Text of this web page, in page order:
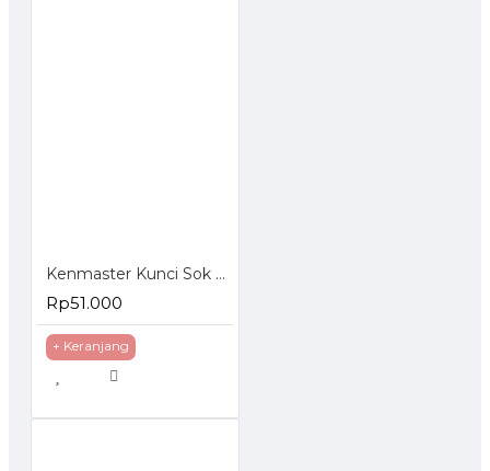
Kenmaster Kunci Sok Set 27 Pcs
Rp51.000
+ Keranjang